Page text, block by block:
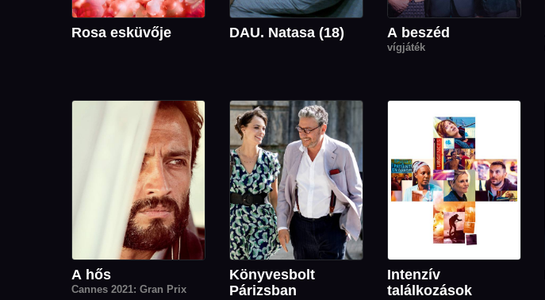
Rosa esküvője DAU. Natasa (18) A beszéd
vígjáték
A hős
Cannes 2021: Gran Prix
Könyvesbolt
Párizsban
Intenzív
találkozások